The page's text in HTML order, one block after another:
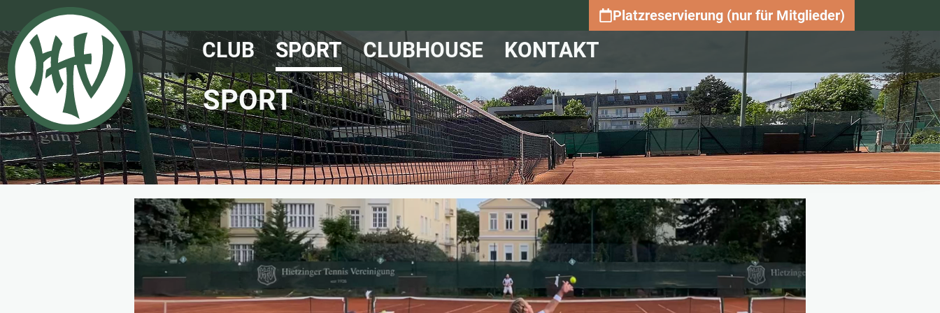
Platzreservierung (nur für Mitglieder)
CLUB SPORT CLUBHOUSE KONTAKT
SPORT